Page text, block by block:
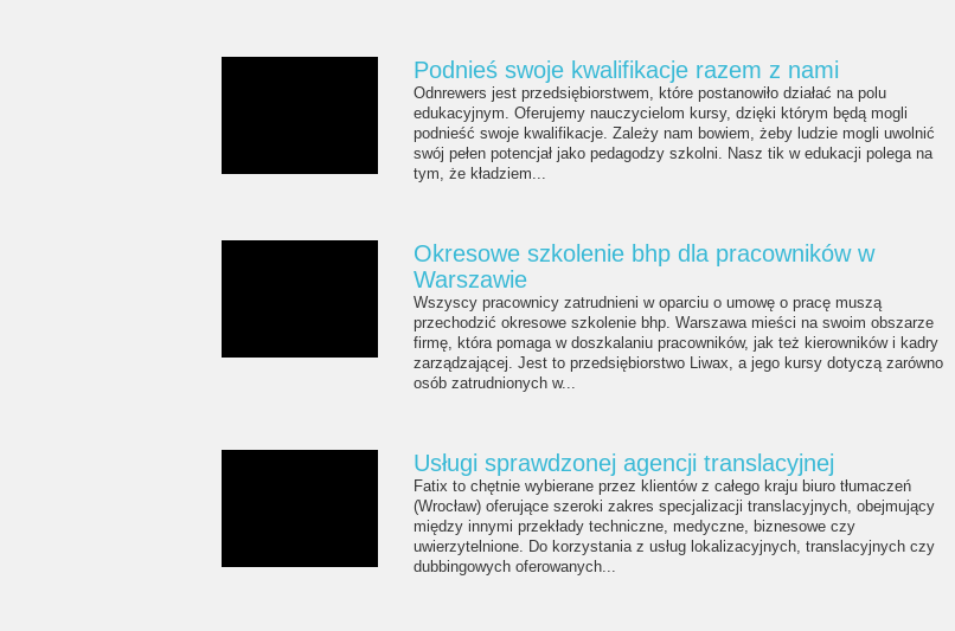
Podnieś swoje kwalifikacje razem z nami
Odnrewers jest przedsiębiorstwem, które postanowiło działać na polu
edukacyjnym. Oferujemy nauczycielom kursy, dzięki którym będą mogli
podnieść swoje kwalifikacje. Zależy nam bowiem, żeby ludzie mogli uwolnić
swój pełen potencjał jako pedagodzy szkolni. Nasz tik w edukacji polega na
tym, że kładziem...
Okresowe szkolenie bhp dla pracowników w
Warszawie
Wszyscy pracownicy zatrudnieni w oparciu o umowę o pracę muszą
przechodzić okresowe szkolenie bhp. Warszawa mieści na swoim obszarze
firmę, która pomaga w doszkalaniu pracowników, jak też kierowników i kadry
zarządzającej. Jest to przedsiębiorstwo Liwax, a jego kursy dotyczą zarówno
osób zatrudnionych w...
Usługi sprawdzonej agencji translacyjnej
Fatix to chętnie wybierane przez klientów z całego kraju biuro tłumaczeń
(Wrocław) oferujące szeroki zakres specjalizacji translacyjnych, obejmujący
między innymi przekłady techniczne, medyczne, biznesowe czy
uwierzytelnione. Do korzystania z usług lokalizacyjnych, translacyjnych czy
dubbingowych oferowanych...